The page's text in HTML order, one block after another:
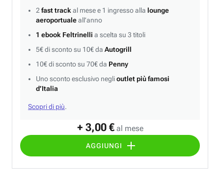
+ 3,00 € al mese
AGGIUNGI
2 fast track al mese e 1 ingresso alla lounge
aeroportualeall’anno
1 ebook Feltrinelli a scelta su 3 titoli
5€ di sconto su 10€ da Autogrill
10€ di sconto su 70€ da Penny
Uno sconto esclusivo neglioutlet più famosi
d’Italia
Scopri di più.